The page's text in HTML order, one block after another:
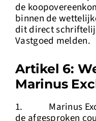
de
binnen de
dit direct
Vastgoed melden.
Artikel 6:
Marinus
1. Marinus
de afgesproken